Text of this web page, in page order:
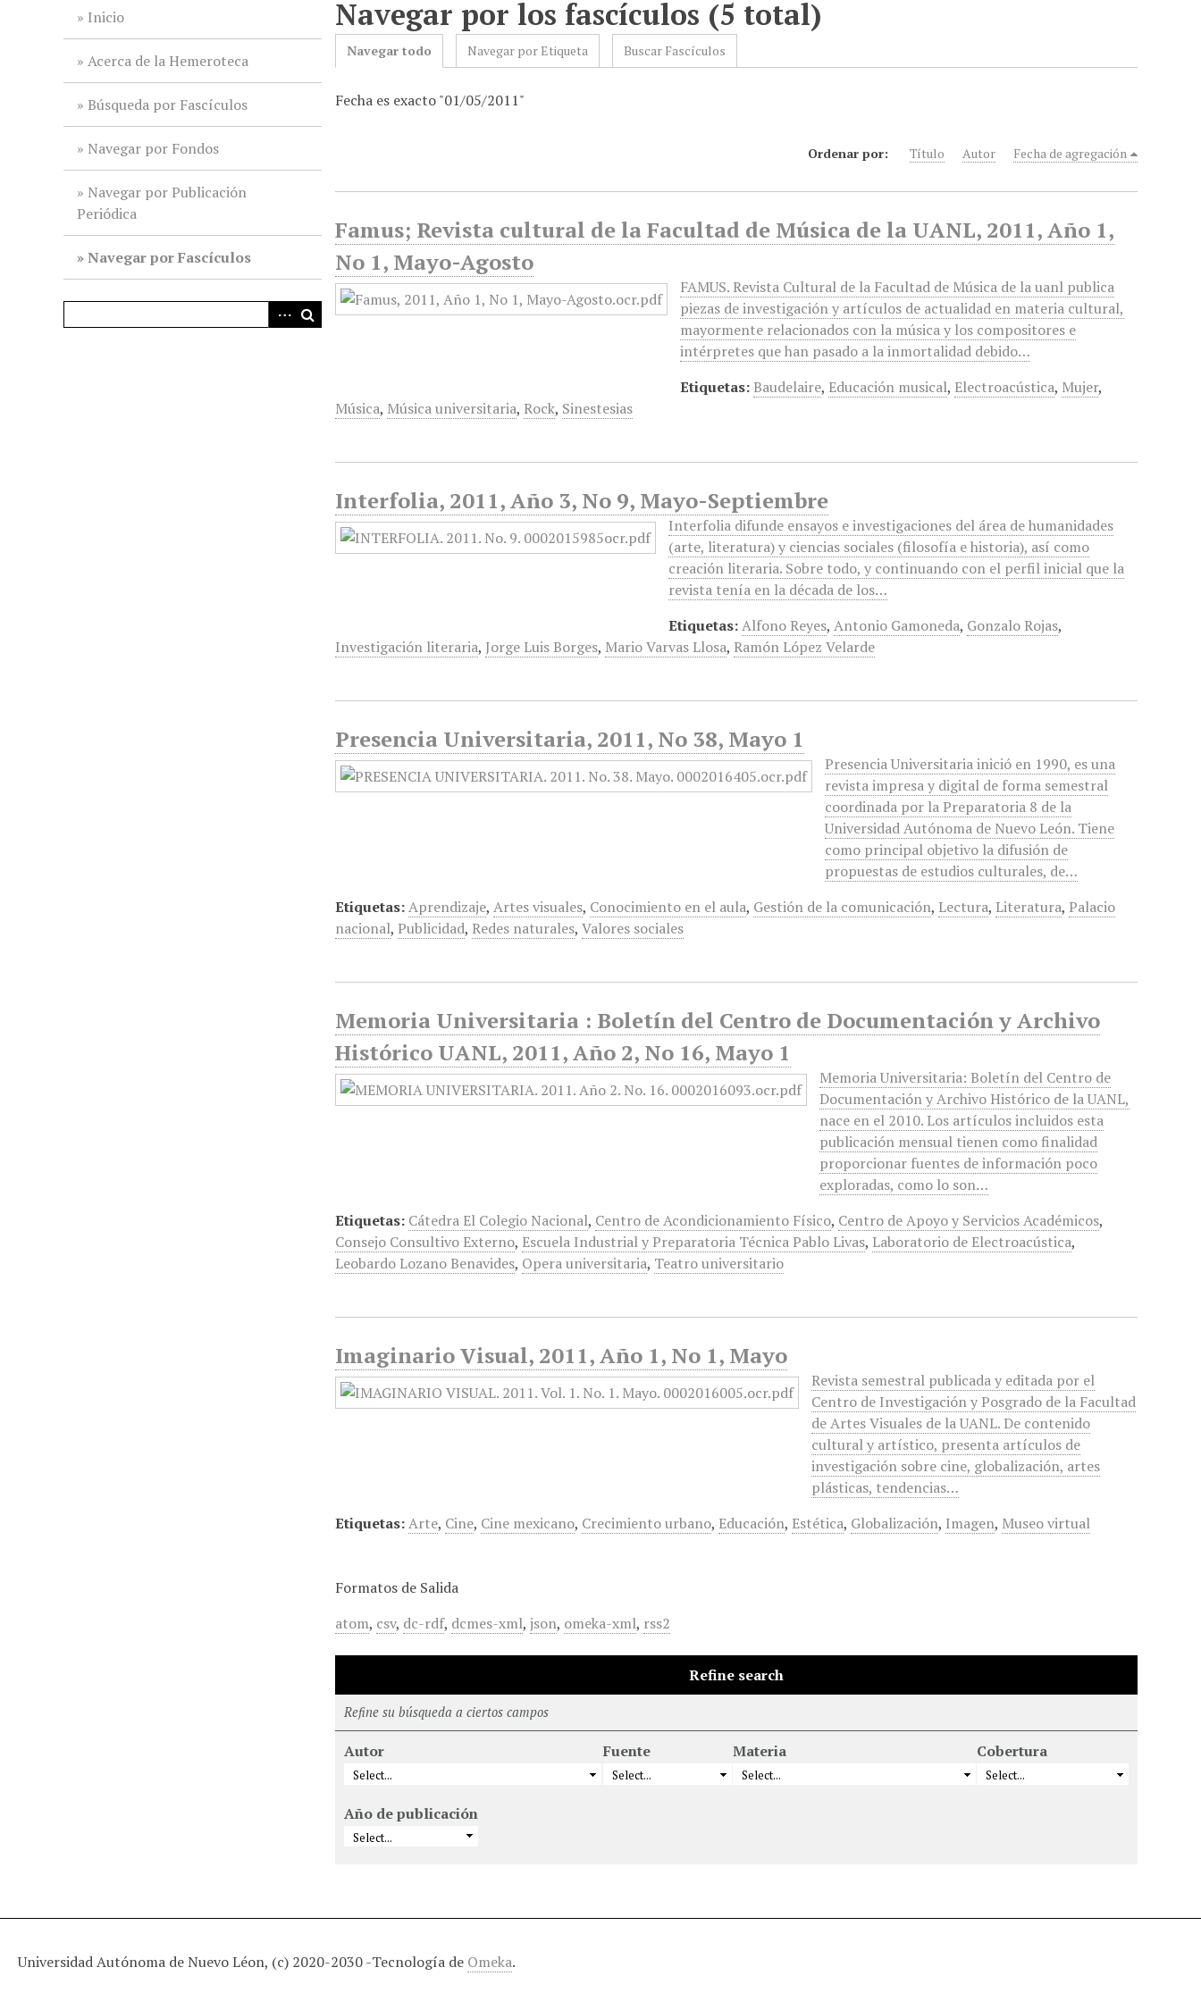
Inicio
Acerca de la Hemeroteca
Búsqueda por Fascículos
Navegar por Fondos
Navegar por Publicación
Periódica
Navegar por Fascículos
Navegar por los fascículos (5 total)
Navegar todo Navegar por Etiqueta Buscar Fascículos
Fecha es exacto "01/05/2011"
Ordenar por: Título Autor Fecha de agregación
Famus; Revista cultural de la Facultad de Música de la UANL, 2011, Año 1,
No 1, Mayo-Agosto
FAMUS. Revista Cultural de la Facultad de Música de la uanl publica
piezas de investigación y artículos de actualidad en materia cultural,
mayormente relacionados con la música y los compositores e
intérpretes que han pasado a la inmortalidad debido…
Etiquetas: Baudelaire, Educación musical, Electroacústica, Mujer,
Música, Música universitaria, Rock, Sinestesias
Interfolia, 2011, Año 3, No 9, Mayo-Septiembre
Interfolia difunde ensayos e investigaciones del área de humanidades
(arte, literatura) y ciencias sociales (filosofía e historia), así como
creación literaria. Sobre todo, y continuando con el perfil inicial que la
revista tenía en la década de los…
Etiquetas:Alfono Reyes,Antonio Gamoneda, Gonzalo Rojas,
Investigación literaria, Jorge Luis Borges, Mario Varvas Llosa, Ramón López Velarde
Presencia Universitaria, 2011, No 38, Mayo 1
Presencia Universitaria inició en 1990, es una
revista impresa y digital de forma semestral
coordinada por la Preparatoria 8 de la
Universidad Autónoma de Nuevo León. Tiene
como principal objetivo la difusión de
propuestas de estudios culturales, de…
Etiquetas:Aprendizaje,Artes visuales, Conocimiento en el aula, Gestión de la comunicación, Lectura, Literatura, Palacio
nacional, Publicidad, Redes naturales,Valores sociales
Memoria Universitaria : Boletín del Centro de Documentación y Archivo
Histórico UANL, 2011, Año 2, No 16, Mayo 1
Memoria Universitaria: Boletín del Centro de
Documentación y Archivo Histórico de la UANL,
nace en el 2010. Los artículos incluidos esta
publicación mensual tienen como finalidad
proporcionar fuentes de información poco
exploradas, como lo son…
Etiquetas: Cátedra El Colegio Nacional, Centro de Acondicionamiento Físico, Centro de Apoyo y Servicios Académicos,
Consejo Consultivo Externo, Escuela Industrial y Preparatoria Técnica Pablo Livas, Laboratorio de Electroacústica,
Leobardo Lozano Benavides, Opera universitaria, Teatro universitario
Imaginario Visual, 2011, Año 1, No 1, Mayo
Revista semestral publicada y editada por el
Centro de Investigación y Posgrado de la Facultad
de Artes Visuales de la UANL. De contenido
cultural y artístico, presenta artículos de
investigación sobre cine, globalización, artes
plásticas, tendencias…
Etiquetas:Arte, Cine, Cine mexicano, Crecimiento urbano, Educación, Estética, Globalización, Imagen, Museo virtual
Formatos de Salida
atom, csv, dc-rdf, dcmes-xml,json, omeka-xml, rss2
Refine search
Refine su búsqueda a ciertos campos
Autor Fuente Materia Cobertura
Año de publicación
Universidad Autónoma de Nuevo Léon, (c) 2020-2030 -Tecnología de Omeka.